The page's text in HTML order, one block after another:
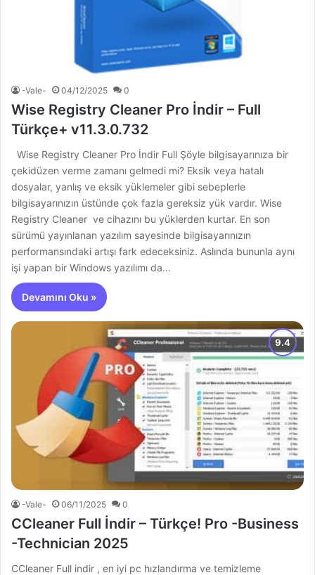
-Vale- 04/12/2025 0
Wise Registry Cleaner Pro İndir – Full
Türkçe+ v11.3.0.732
Wise Registry Cleaner Pro İndir Full Şöyle bilgisayarınıza bir
çekidüzen verme zamanı gelmedi mi? Eksik veya hatalı
dosyalar, yanlış ve eksik yüklemeler gibi sebeplerle
bilgisayarınızın üstünde çok fazla gereksiz yük vardır. Wise
Registry Cleaner ve cihazını bu yüklerden kurtar. En son
sürümü yayınlanan yazılım sayesinde bilgisayarınızın
performansındaki artışı fark edeceksiniz. Aslında bununla aynı
işi yapan bir Windows yazılımı da…
Devamını Oku »
-Vale- 06/11/2025 0
CCleaner Full İndir – Türkçe! Pro -Business
-Technician 2025
CCleaner Full indir , en iyi pc hızlandırma ve temizleme